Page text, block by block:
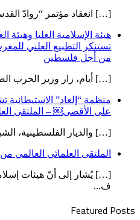
[…] انعقاد مؤتمر “روادّ
هيئة الإسلامية العليا
تستنكر التطبيع العلني
من أجل فلسطين
[…] أيام، زار وزير الحرب
منظمة “إلعاد” الاستيطانية
على الأقصى￼ – الملتقى
[…] والديار الفلسطينية،
الملتقى العلمائي
[…] يُشار إلى أنّ هيئات
ف...
Featured Posts